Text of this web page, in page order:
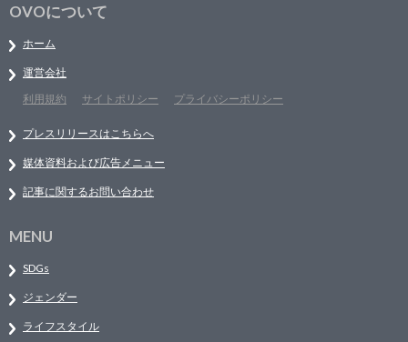
OVOについて
ホーム
運営会社
利用規約
サイトポリシー プライバシーポリシー
プレスリリースはこちらへ
媒体資料および広告メニュー
記事に関するお問い合わせ
MENU
SDGs
ジェンダー
ライフスタイル